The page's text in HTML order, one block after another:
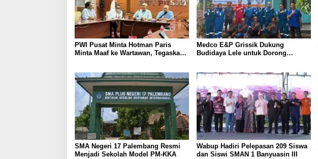
PWI Pusat Minta Hotman Paris
Minta Maaf ke Wartawan, Tegaskan
Medco E&P Grissik Dukung
Budidaya Lele untuk Dorong
SMA Negeri 17 Palembang Resmi
Menjadi Sekolah Model PM-KKA
Wabup Hadiri Pelepasan 209 Siswa
dan Siswi SMAN 1 Banyuasin III